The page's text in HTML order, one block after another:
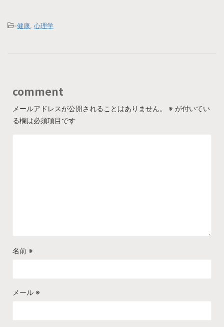
-健康 心理学
comment
メールアドレスが公開されることはありません。 ※ が付いてい
る欄は必須項目です
名前 ※
メール ※